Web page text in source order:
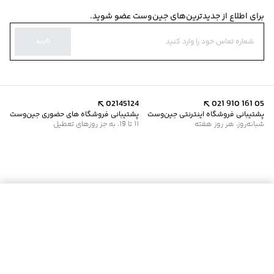
برای اطلاع از جدیدترین‌های جین‌وست عضو شوید.
تایید
021 910 161 05
پشتیبانی فروشگاه اینترنتی جین‌وست
شبانه‌روز، هر روز هفته
02145124
پشتیبانی فروشگاه های حضوری جین‌وست
11 تا 19، به جز روزهای تعطیل